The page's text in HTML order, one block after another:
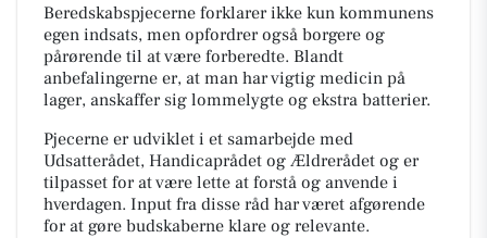
Beredskabspjecerne forklarer ikke kun kommunens
egen indsats, men opfordrer også borgere og
pårørende til at være forberedte. Blandt
anbefalingerne er, at man har vigtig medicin på
lager, anskaffer sig lommelygte og ekstra batterier.
Pjecerne er udviklet i et samarbejde med
Udsatterådet, Handicaprådet og Ældrerådet og er
tilpasset for at være lette at forstå og anvende i
hverdagen. Input fra disse råd har været afgørende
for at gøre budskaberne klare og relevante.